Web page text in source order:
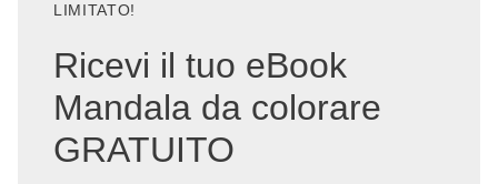
LIMITATO!
Ricevi il tuo eBook
Mandala da colorare
GRATUITO